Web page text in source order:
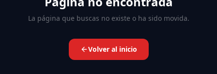
La página que buscas no existe o ha sido movida.
Volver al inicio